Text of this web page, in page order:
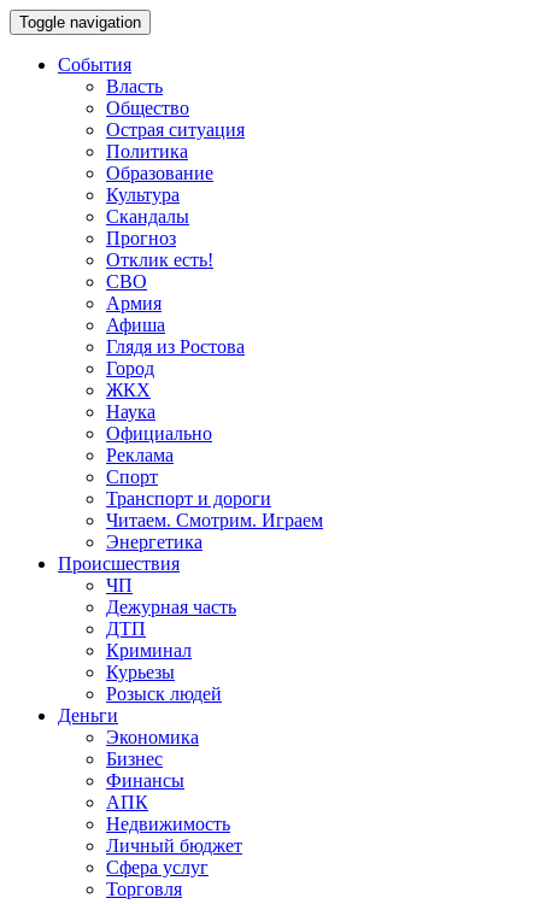
Toggle navigation
События
Власть
Общество
Острая ситуация
Политика
Образование
Культура
Скандалы
Прогноз
Отклик есть!
СВО
Армия
Афиша
Глядя из Ростова
Город
ЖКХ
Наука
Официально
Реклама
Спорт
Транспорт и дороги
Читаем. Смотрим. Играем
Энергетика
Происшествия
ЧП
Дежурная часть
ДТП
Криминал
Курьезы
Розыск людей
Деньги
Экономика
Бизнес
Финансы
АПК
Недвижимость
Личный бюджет
Сфера услуг
Торговля